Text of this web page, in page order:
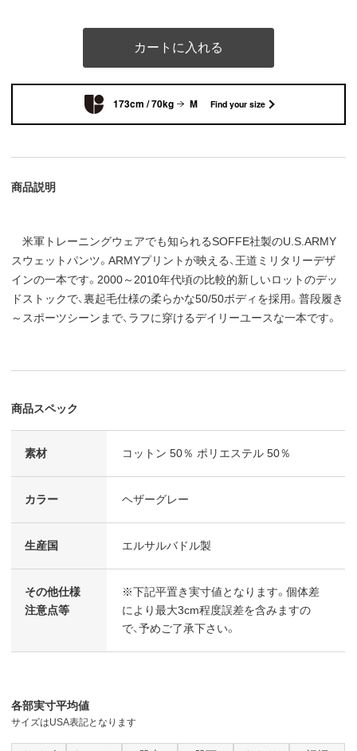
カートに入れる
173cm / 70kg M Find your size
商品説明
米軍トレーニングウェアでも知られるSOFFE社製のU.S.ARMY
スウェットパンツ。ARMYプリントが映える、王道ミリタリーデザ
インの一本です。2000～2010年代頃の比較的新しいロットのデッ
ドストックで、裏起毛仕様の柔らかな50/50ボディを採用。普段履き
～スポーツシーンまで、ラフに穿けるデイリーユースな一本です。
商品スペック
素材 コットン 50％ ポリエステル 50％
カラー ヘザーグレー
生産国 エルサルバドル製
その他仕様
注意点等
※下記平置き実寸値となります。個体差
により最大3cm程度誤差を含みますの
で、予めご了承下さい。
各部実寸平均値
サイズはUSA表記となります